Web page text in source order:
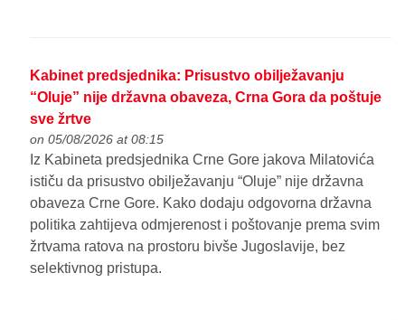
Kabinet predsjednika: Prisustvo obilježavanju
“Oluje” nije državna obaveza, Crna Gora da poštuje
sve žrtve
on 05/08/2026 at 08:15
Iz Kabineta predsjednika Crne Gore jakova Milatovića
ističu da prisustvo obilježavanju “Oluje” nije državna
obaveza Crne Gore. Kako dodaju odgovorna državna
politika zahtijeva odmjerenost i poštovanje prema svim
žrtvama ratova na prostoru bivše Jugoslavije, bez
selektivnog pristupa.